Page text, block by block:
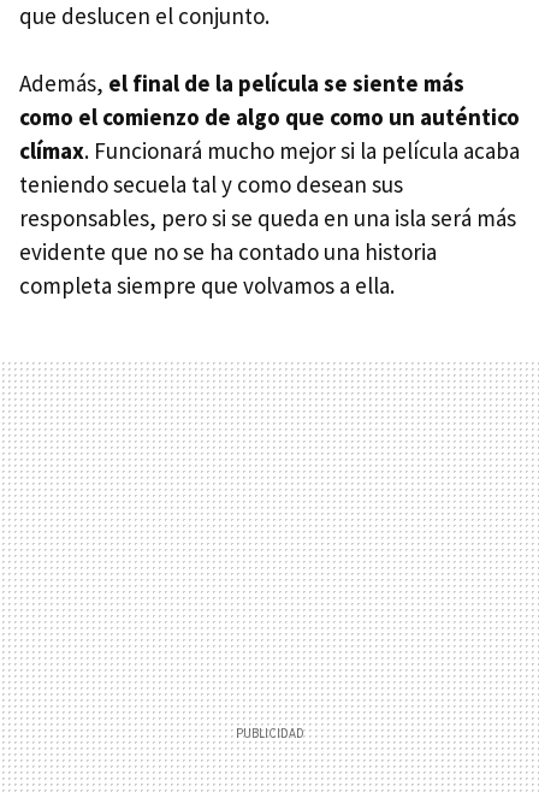
que deslucen el conjunto.
Además, el final de la película se siente más
como el comienzo de algo que como un auténtico
clímax. Funcionará mucho mejor si la película acaba
teniendo secuela tal y como desean sus
responsables, pero si se queda en una isla será más
evidente que no se ha contado una historia
completa siempre que volvamos a ella.